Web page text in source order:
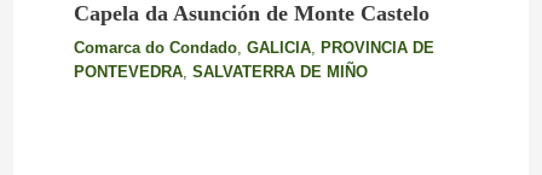
Capela da Asunción de Monte Castelo
Comarca do Condado, GALICIA, PROVINCIA DE
PONTEVEDRA, SALVATERRA DE MIÑO